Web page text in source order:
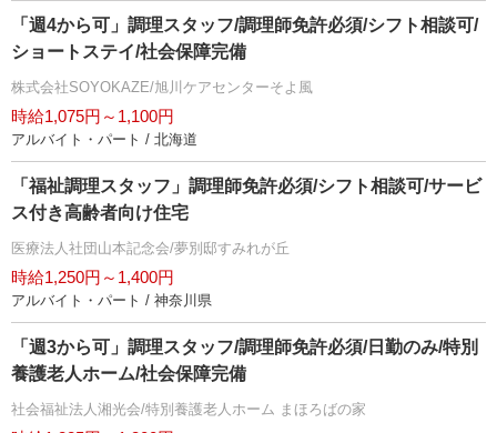
「週4から可」調理スタッフ/調理師免許必須/シフト相談可/
ショートステイ/社会保障完備
株式会社SOYOKAZE/旭川ケアセンターそよ風
時給1,075円～1,100円
アルバイト・パート / 北海道
「福祉調理スタッフ」調理師免許必須/シフト相談可/サービ
ス付き高齢者向け住宅
医療法人社団山本記念会/夢別邸すみれが丘
時給1,250円～1,400円
アルバイト・パート / 神奈川県
「週3から可」調理スタッフ/調理師免許必須/日勤のみ/特別
養護老人ホーム/社会保障完備
社会福祉法人湘光会/特別養護老人ホーム まほろばの家